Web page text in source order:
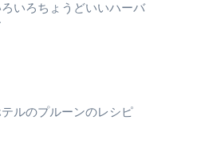
ろいろちょうどいいハーバ
テルのプルーンのレシピ